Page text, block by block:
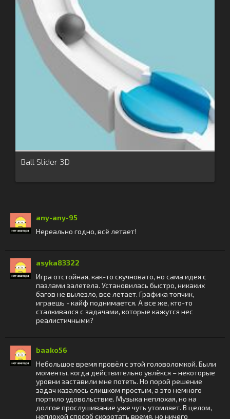
Ball Slider 3D
any-any-95
Нереально годно, всё летает!
asyka83322
Игра отстойная, как-то скучновато, но сама идея с
пазлами залетела. Установилась быстро, никаких
багов не вылезло, все летает. Графика топчик,
играешь - кайф поднимается. А все же, кто-то
сталкивался с задачами, которые кажутся нес
реалистичными?
baako56
Небольшое время провёл с этой головоломкой. Были
моменты, когда действительно увлёкся – некоторые
уровни заставили мне потеть. Но порой решение
задач казалось слишком простым, а это немного
портило удовольствие. Музыка неплохая, но на
долгое прослушивание уже чуть утомляет. В целом,
неплохой способ скоротать время, но ничего